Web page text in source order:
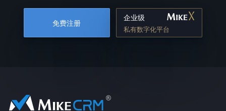
免费注册
企业级
私有数字化平台